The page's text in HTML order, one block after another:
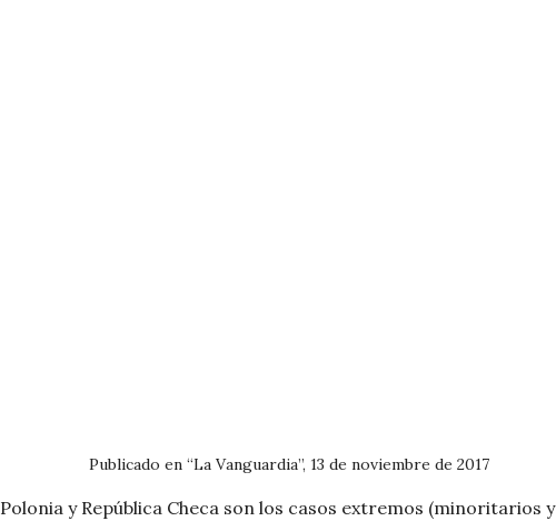
Publicado en “La Vanguardia”, 13 de noviembre de 2017
Polonia y República Checa son los casos extremos (minoritarios y